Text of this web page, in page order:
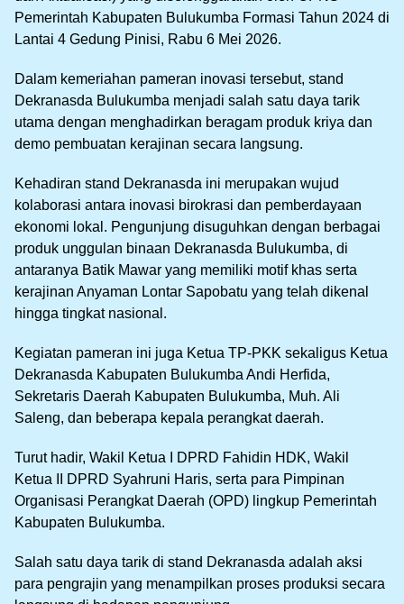
Pemerintah Kabupaten Bulukumba Formasi Tahun 2024 di
Lantai 4 Gedung Pinisi, Rabu 6 Mei 2026.
Dalam kemeriahan pameran inovasi tersebut, stand
Dekranasda Bulukumba menjadi salah satu daya tarik
utama dengan menghadirkan beragam produk kriya dan
demo pembuatan kerajinan secara langsung.
Kehadiran stand Dekranasda ini merupakan wujud
kolaborasi antara inovasi birokrasi dan pemberdayaan
ekonomi lokal. Pengunjung disuguhkan dengan berbagai
produk unggulan binaan Dekranasda Bulukumba, di
antaranya Batik Mawar yang memiliki motif khas serta
kerajinan Anyaman Lontar Sapobatu yang telah dikenal
hingga tingkat nasional.
Kegiatan pameran ini juga Ketua TP-PKK sekaligus Ketua
Dekranasda Kabupaten Bulukumba Andi Herfida,
Sekretaris Daerah Kabupaten Bulukumba, Muh. Ali
Saleng, dan beberapa kepala perangkat daerah.
Turut hadir, Wakil Ketua I DPRD Fahidin HDK, Wakil
Ketua II DPRD Syahruni Haris, serta para Pimpinan
Organisasi Perangkat Daerah (OPD) lingkup Pemerintah
Kabupaten Bulukumba.
Salah satu daya tarik di stand Dekranasda adalah aksi
para pengrajin yang menampilkan proses produksi secara